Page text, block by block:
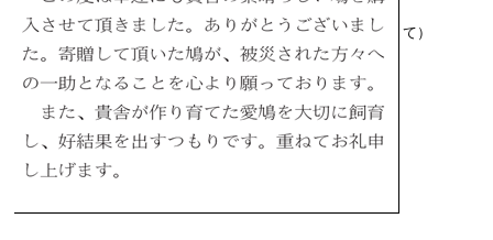
て）